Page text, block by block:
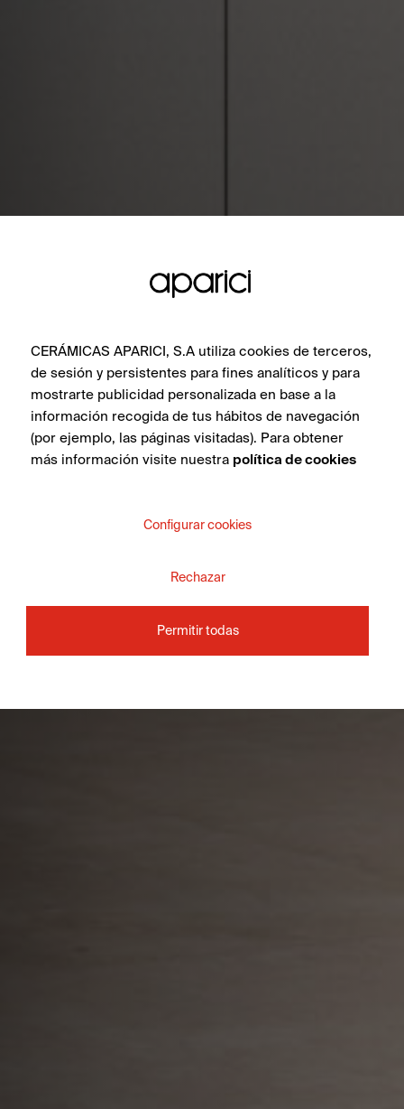
CERÁMICAS APARICI, S.A utiliza cookies de terceros,
de sesión y persistentes para fines analíticos y para
mostrarte publicidad personalizada en base a la
información recogida de tus hábitos de navegación
(por ejemplo, las páginas visitadas). Para obtener
más información visite nuestra política de cookies
Configurar cookies
Rechazar
Permitir todas